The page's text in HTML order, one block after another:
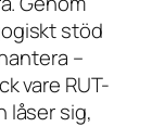
stöd
–
vare RUT-
låser sig,